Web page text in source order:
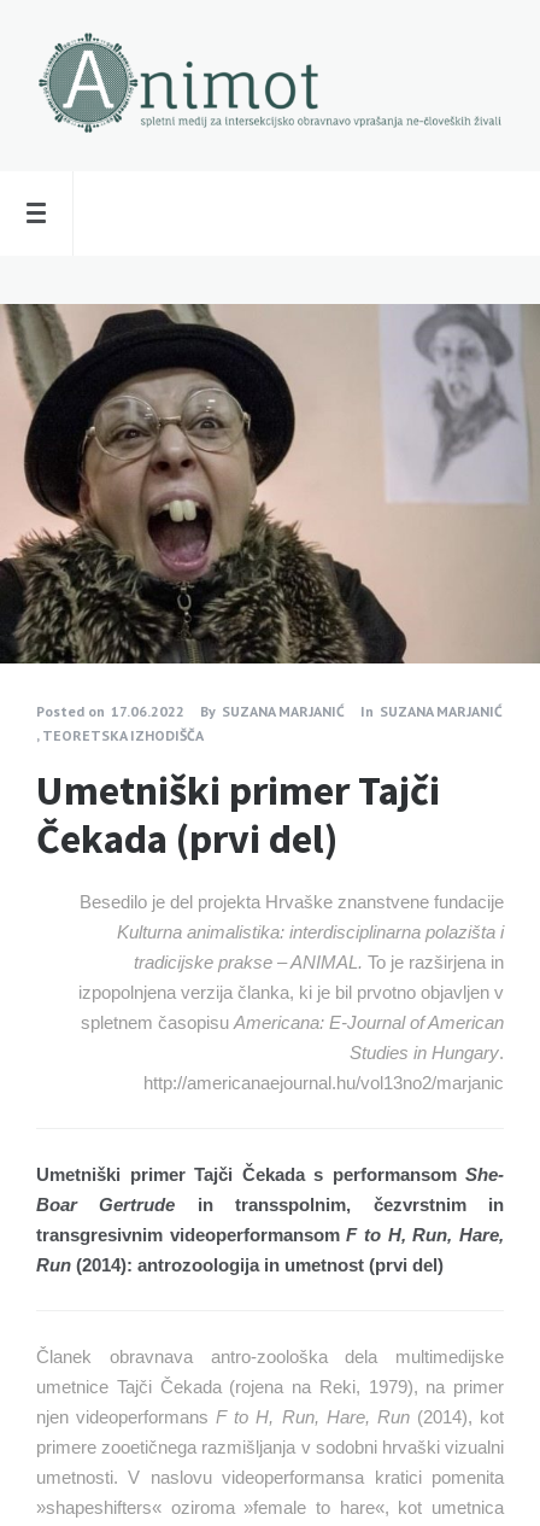
Posted on 17.06.2022 By SUZANA MARJANIĆ In SUZANA MARJANIĆ
, TEORETSKA IZHODIŠČA
Umetniški primer Tajči
Čekada (prvi del)
Besedilo je del projekta Hrvaške znanstvene fundacije
Kulturna animalistika: interdisciplinarna polazišta i
tradicijske prakse – ANIMAL. To je razširjena in
izpopolnjena verzija članka, ki je bil prvotno objavljen v
spletnem časopisu Americana: E-Journal of American
Studies in Hungary.
http://americanaejournal.hu/vol13no2/marjanic
Umetniški primer Tajči Čekada s performansom She-
Boar Gertrude in transspolnim, čezvrstnim in
transgresivnim videoperformansomF to H, Run, Hare,
Run (2014): antrozoologija in umetnost (prvi del)
Članek obravnava antro-zoološka dela multimedijske
umetnice Tajči Čekada (rojena na Reki, 1979), na primer
njen videoperformansF to H, Run, Hare, Run(2014), kot
primere zooetičnega razmišljanja v sodobni hrvaški vizualni
umetnosti. V naslovu videoperformansa kratici pomenita
»shapeshifters« oziroma »female to hare«, kot umetnica